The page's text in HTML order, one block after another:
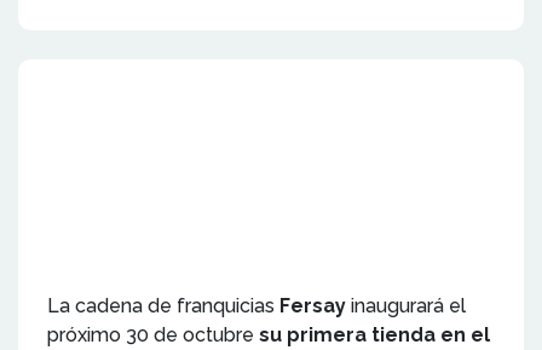
La cadena de franquicias Fersay inaugurará el
próximo 30 de octubre su primera tienda en el